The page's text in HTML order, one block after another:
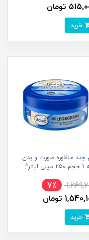
تومان
چند منظوره صورت و بدن
250 میلی لیتر^
7٪
تومان